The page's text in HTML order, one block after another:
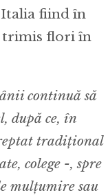
Italia fiind în
trimis flori în
continuă să
după ce, în
tradițional
colege -, spre
mulțumire sau